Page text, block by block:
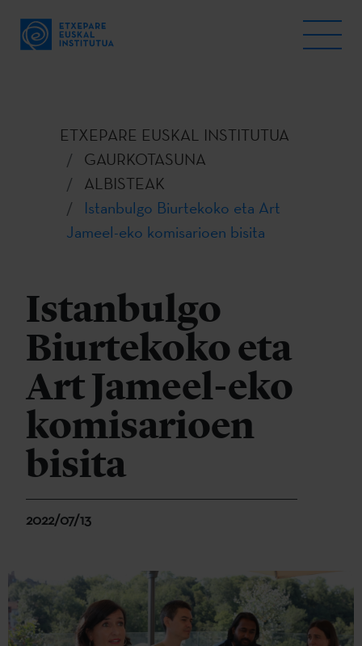
ETXEPARE EUSKAL INSTITUTUA
GAURKOTASUNA
ALBISTEAK
Istanbulgo Biurtekoko eta Art
Jameel-eko komisarioen bisita
Istanbulgo
Biurtekoko eta
Art Jameel-eko
komisarioen
bisita
2022/07/13